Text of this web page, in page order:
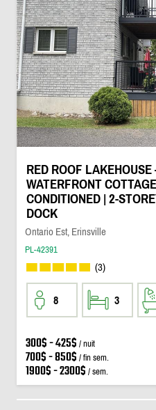
RED ROOF LAKEHOUSE
WATERFRONT
CONDITIONED | 2-
DOCK
Ontario Est, Erinsville
PL-42391
(3)
8 3
300$ - 425$ / nuit
700$ - 850$ / fin sem.
1900$ - 2300$ / sem.